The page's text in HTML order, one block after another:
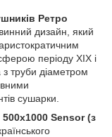
Ретро
дизайн, який
періоду XIX і
з труби діаметром
сушарки.
500х1000 Sensor (з